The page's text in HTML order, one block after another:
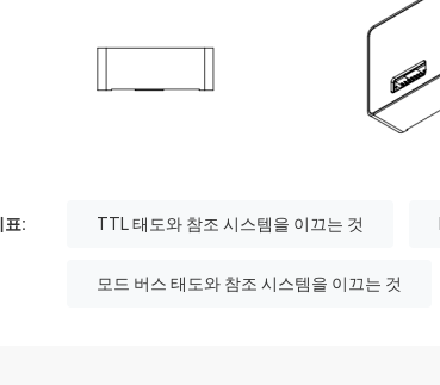
표: TTL 태도와 참조 시스템을 이끄는 것
모드 버스 태도와 참조 시스템을 이끄는 것